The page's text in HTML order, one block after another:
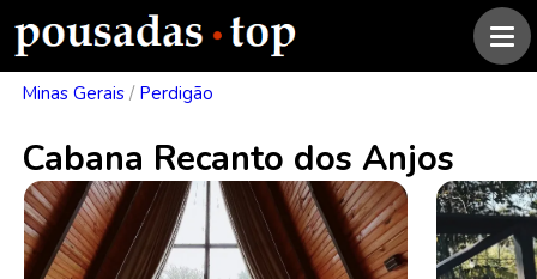
Minas Gerais / Perdigão
Cabana Recanto dos Anjos